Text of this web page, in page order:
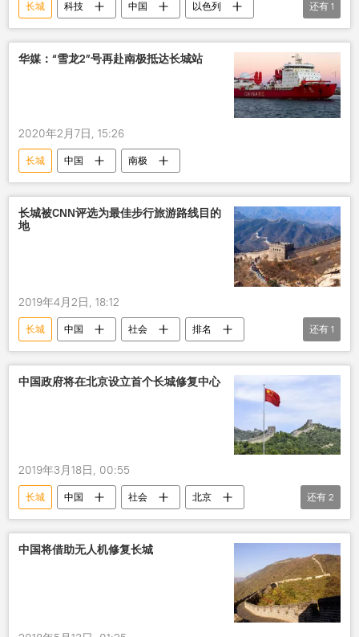
长城 科技 中国
以色列
科学家
还有 1
华媒：“雪龙2”号再赴南极抵达长城站
2020年2月7日, 15:26
长城 中国 南极
长城被CNN评选为最佳步行旅游路线目的
地
2019年4月2日, 18:12
长城 中国 社会
排名
旅游
还有 1
中国政府将在北京设立首个长城修复中心
2019年3月18日, 00:55
长城 中国 社会
北京
修复
中心
还有 2
中国将借助无人机修复长城